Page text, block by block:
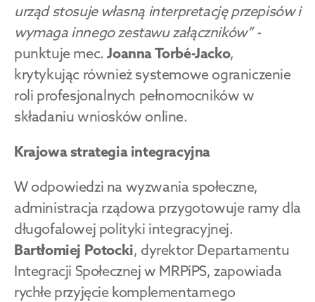
urząd stosuje własną interpretację przepisów i
wymaga innego zestawu załączników” -
punktuje mec. Joanna Torbé-Jacko,
krytykując również systemowe ograniczenie
roli profesjonalnych pełnomocników w
składaniu wniosków online.
Krajowa strategia integracyjna
W odpowiedzi na wyzwania społeczne,
administracja rządowa przygotowuje ramy dla
Bartłomiej Potocki, dyrektor Departamentu
Integracji Społecznej w MRPiPS, zapowiada
rychłe przyjęcie komplementarnego